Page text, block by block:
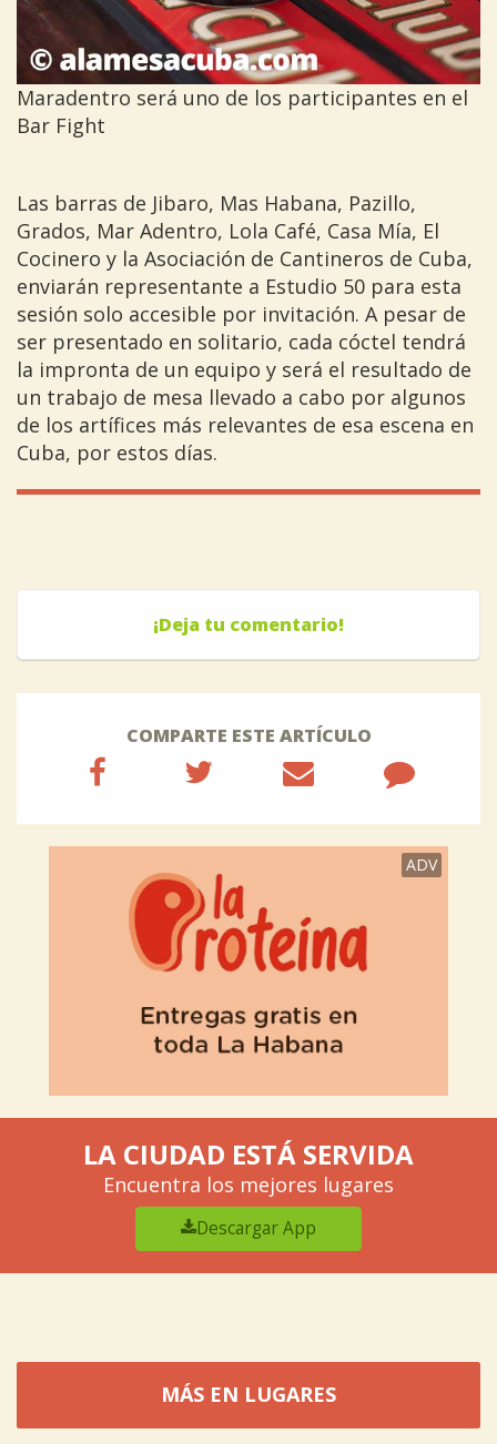
Maradentro será uno de los participantes en el
Bar Fight
Las barras de Jibaro, Mas Habana, Pazillo,
Grados, Mar Adentro, Lola Café, Casa Mía, El
Cocinero y la Asociación de Cantineros de Cuba,
enviarán representante a Estudio 50 para esta
sesión solo accesible por invitación. A pesar de
ser presentado en solitario, cada cóctel tendrá
la impronta de un equipo y será el resultado de
un trabajo de mesa llevado a cabo por algunos
de los artífices más relevantes de esa escena en
Cuba, por estos días.
¡Deja tu comentario!
COMPARTE ESTE ARTÍCULO
ADV
LA CIUDAD ESTÁ SERVIDA
Encuentra los mejores lugares
Descargar App
MÁS EN LUGARES